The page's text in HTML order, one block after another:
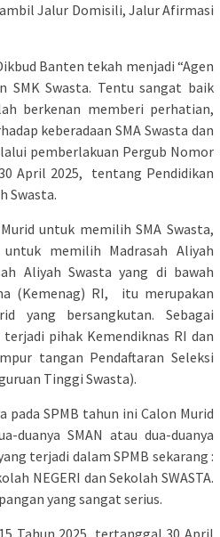
Jalur Domisili, Jalur Afirmasi
Banten tekah menjadi “Agen
SMK Swasta. Tentu sangat baik
berkenan memberi perhatian,
keberadaan SMA Swasta dan
pemberlakuan Pergub Nomor
April 2025, tentang Pendidikan
Swasta.
untuk memilih SMA Swasta,
memilih Madrasah Aliyah
Aliyah Swasta yang di bawah
(Kemenag) RI, itu merupakan
yang bersangkutan. Sebagai
pihak Kemendiknas RI dan
tangan Pendaftaran Seleksi
Tinggi Swasta).
pada SPMB tahun ini Calon Murid
duanya SMAN atau dua-duanya
terjadi dalam SPMB sekarang :
NEGERI dan Sekolah SWASTA.
yang sangat serius.